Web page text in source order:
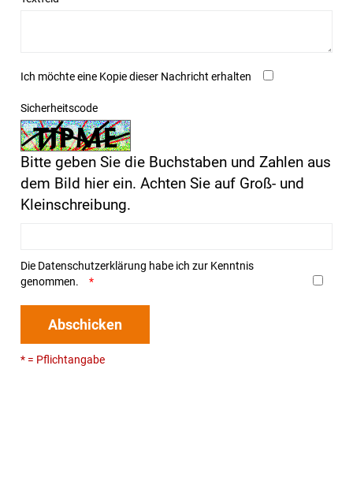
Ich möchte eine Kopie dieser Nachricht erhalten
Sicherheitscode
Bitte geben Sie die Buchstaben und Zahlen aus
dem Bild hier ein. Achten Sie auf Groß- und
Kleinschreibung.
Die Datenschutzerklärung habe ich zur Kenntnis
genommen.
Abschicken
* = Pflichtangabe